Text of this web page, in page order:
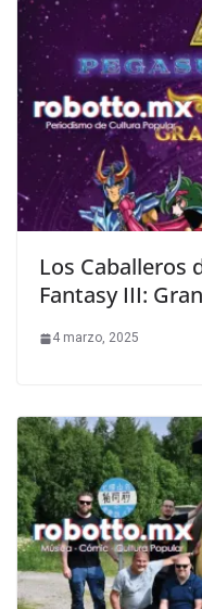
Los Caballeros
Fantasy III:
4 marzo, 2025